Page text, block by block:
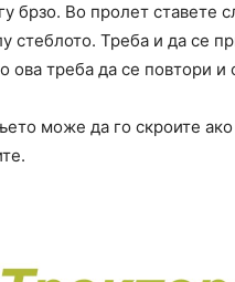
брзо. Во пролет ставете
стеблото. Треба и да се
ова треба да се повтори
може да го скроите ако